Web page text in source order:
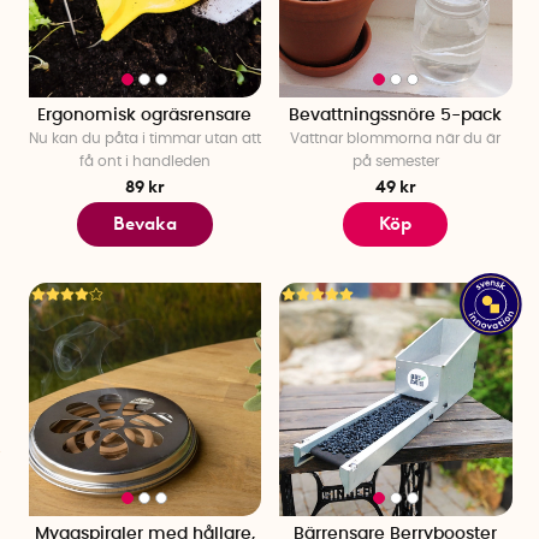
koll på vad du har odlat. Vi har en mängd trädgårdsgrejer för
dig som vill krafsa i rabatten och gärna ligger i timmar för att
få det fint. Men vi har även smarta lösningar för dig som inte
har ett trädgårdsintresse och bara vill göra minimum.
Roliga trädgårdssaker
insektnät till parasollet
kan du skapa ett uterum runt
dina trädgårdsmöbler och njuta ostört i den friska luften.
Insektsnätet ser till att myggor och andra oinbjudna gäster
socialisera sig och sitta ute på sommarkvällarna. Vi har även
fina växthus för dig som vill ha en fin trädgård. En av våra
trädgårdsartiklar är
odlingstunnel stor,perfekt för att odla i
trädgård. Flera kunder efterfrågar trädgårdsprodukter med
lösningen för bevattning växthus solcell.
Fina trädgårdsdekorationer
Med våra olika utomhuslampor kan du pynta trädgården och
dekorera med fina ljus. Många av våra belysningar har
dessutom solceller och tänds automatiskt när det blir mörkt
Ergonomisk ogräsrensare
Nu kan du påta i timmar utan att
få ont i handleden
89 kr
Bevaka
Bevattningssnöre 5-pack
Vattnar blommorna när du är
på semester
49 kr
Köp
Myggspiraler med hållare,
Bärrensare Berrybooster